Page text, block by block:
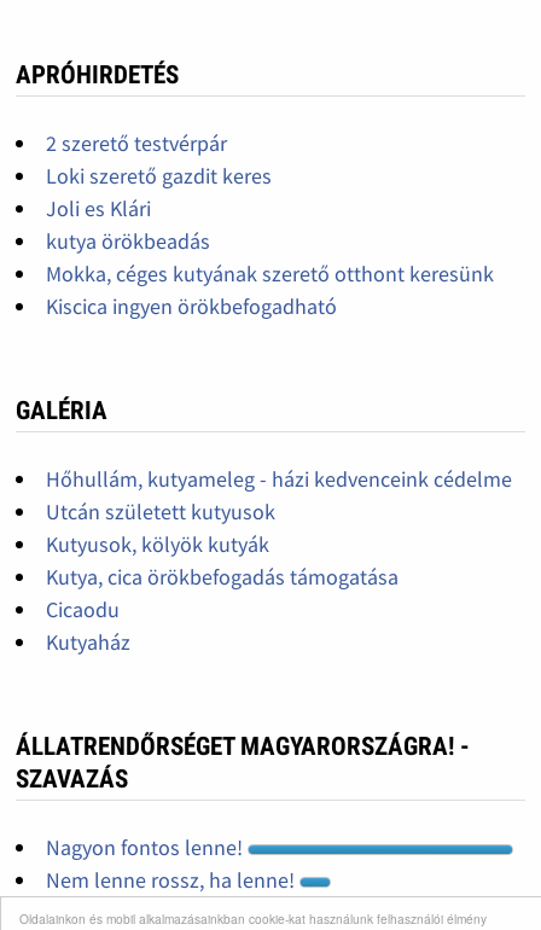
Oldalainkon és mobil alkalmazásainkban cookie-kat használunk felhasználói élmény
APRÓHIRDETÉS
2 szerető testvérpár
Loki szerető gazdit keres
Joli es Klári
kutya örökbeadás
Mokka, céges kutyának szerető otthont keresünk
Kiscica ingyen örökbefogadható
GALÉRIA
Hőhullám, kutyameleg - házi kedvenceink cédelme
Utcán született kutyusok
Kutyusok, kölyök kutyák
Kutya, cica örökbefogadás támogatása
Cicaodu
Kutyaház
ÁLLATRENDŐRSÉGET MAGYARORSZÁGRA! -
SZAVAZÁS
Nagyon fontos lenne!
Nem lenne rossz, ha lenne!
Nincs állatkínzás...